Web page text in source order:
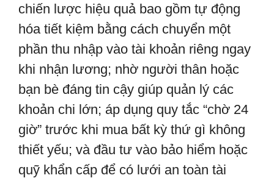
chiến lược hiệu quả bao gồm tự động
hóa tiết kiệm bằng cách chuyển một
phần thu nhập vào tài khoản riêng ngay
khi nhận lương; nhờ người thân hoặc
bạn bè đáng tin cậy giúp quản lý các
khoản chi lớn; áp dụng quy tắc “chờ 24
giờ” trước khi mua bất kỳ thứ gì không
thiết yếu; và đầu tư vào bảo hiểm hoặc
quỹ khẩn cấp để có lưới an toàn tài